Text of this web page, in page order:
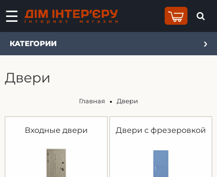
КАТЕГОРИИ
Двери
Главная Двери
Входные двери Двери с фрезеровкой